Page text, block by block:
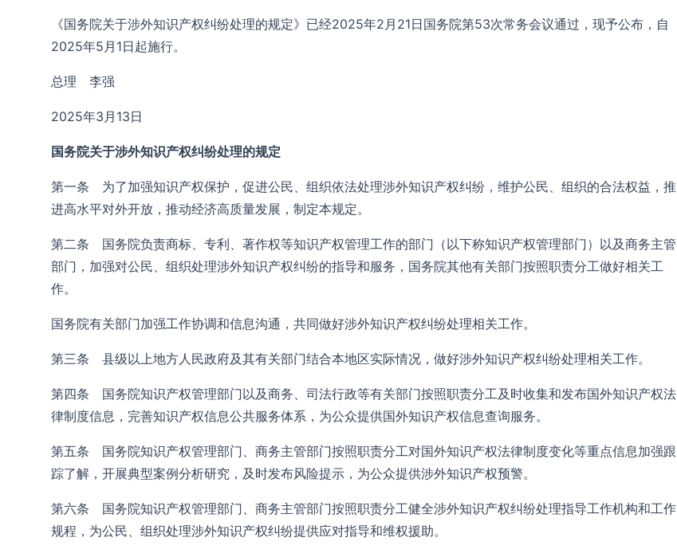
《国务院关于涉外知识产权纠纷处理的规定》已经2025年2月21日国务院第53次常务会议通过，现予公布，自
2025年5月1日起施行。
总理 李强
2025年3月13日
国务院关于涉外知识产权纠纷处理的规定
第一条 为了加强知识产权保护，促进公民、组织依法处理涉外知识产权纠纷，维护公民、组织的合法权益，推
进高水平对外开放，推动经济高质量发展，制定本规定。
第二条 国务院负责商标、专利、著作权等知识产权管理工作的部门（以下称知识产权管理部门）以及商务主管
部门，加强对公民、组织处理涉外知识产权纠纷的指导和服务，国务院其他有关部门按照职责分工做好相关工
作。
国务院有关部门加强工作协调和信息沟通，共同做好涉外知识产权纠纷处理相关工作。
第三条 县级以上地方人民政府及其有关部门结合本地区实际情况，做好涉外知识产权纠纷处理相关工作。
第四条 国务院知识产权管理部门以及商务、司法行政等有关部门按照职责分工及时收集和发布国外知识产权法
律制度信息，完善知识产权信息公共服务体系，为公众提供国外知识产权信息查询服务。
第五条 国务院知识产权管理部门、商务主管部门按照职责分工对国外知识产权法律制度变化等重点信息加强跟
踪了解，开展典型案例分析研究，及时发布风险提示，为公众提供涉外知识产权预警。
第六条 国务院知识产权管理部门、商务主管部门按照职责分工健全涉外知识产权纠纷处理指导工作机构和工作
规程，为公民、组织处理涉外知识产权纠纷提供应对指导和维权援助。